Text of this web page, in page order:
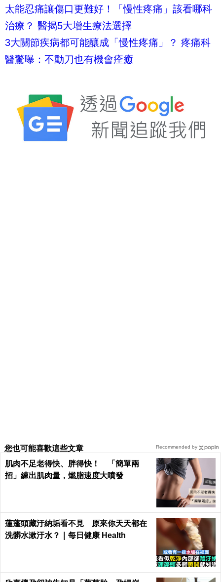
太能忍痛讓傷口更難好！「慢性疼痛」該看哪科
治療？ 醫揭5大增生療法選擇
3大關節疾病都可能釀成「慢性疼痛」？ 疼痛科
醫驚曝：不動刀也有機會痊癒
您也可能喜歡這些文章
肌肉不足老得快、胖得快！ 「簡單兩
招」練出肌肉量，燃脂速度大噴發
蓮蓬頭藏汙納垢看不見 原來你天天都在
洗髒水漱汙水？｜每日健康 Health
Recommended by